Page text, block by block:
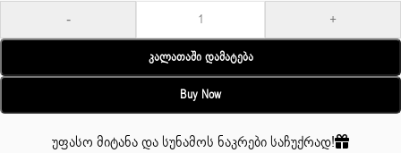
- +
Კალათაში Დამატება
Buy Now
უფასო მიტანა და სუნამოს ნაკრები საჩუქრად!